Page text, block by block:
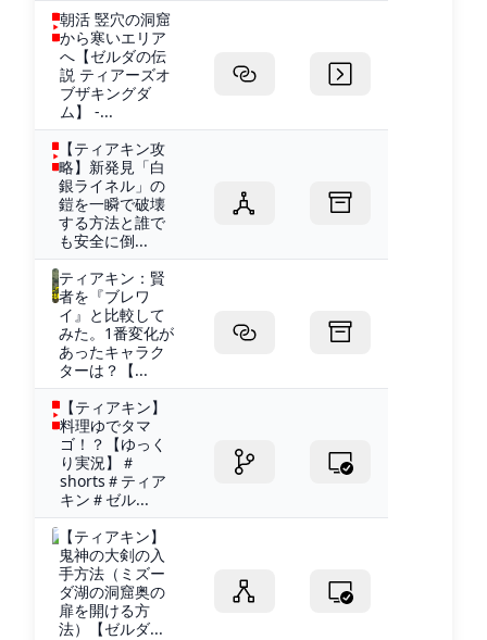
朝活 竪穴の洞窟
から寒いエリア
へ【ゼルダの伝
説 ティアーズオ
ブザキングダ
ム】 -...
【ティアキン攻
略】新発見「白
銀ライネル」の
鎧を一瞬で破壊
する方法と誰で
も安全に倒...
ティアキン：賢
者を『ブレワ
イ』と比較して
みた。1番変化が
あったキャラク
ターは？【...
【ティアキン】
料理ゆでタマ
ゴ！？【ゆっく
り実況】＃
shorts＃ティア
キン＃ゼル...
【ティアキン】
鬼神の大剣の入
手方法（ミズー
ダ湖の洞窟奥の
扉を開ける方
法）【ゼルダ...